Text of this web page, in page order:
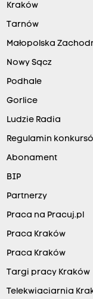
Kraków
Tarnów
Małopolska
Nowy Sącz
Podhale
Gorlice
Ludzie Radia
Regulamin
Abonament
BIP
Partnerzy
Praca na Pracuj.pl
Praca Kraków
Praca Kraków
Targi pracy Kraków
Telekwiaciarnia